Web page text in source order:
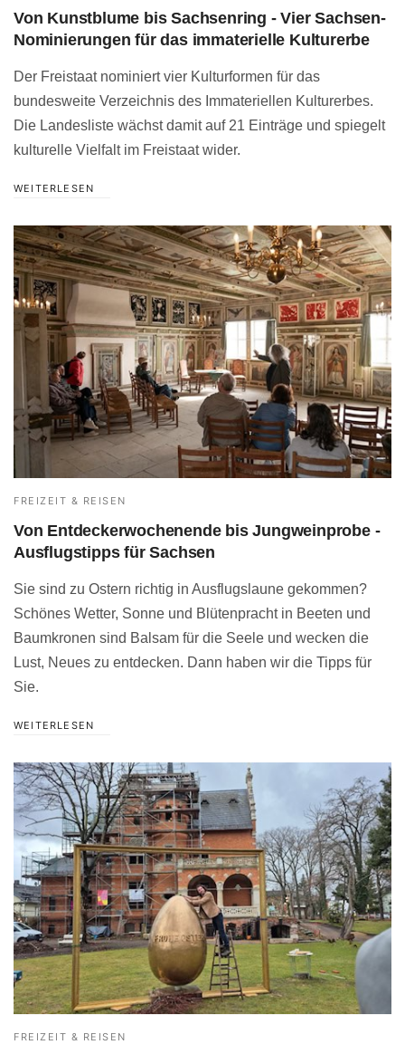
Von Kunstblume bis Sachsenring - Vier Sachsen-
Nominierungen für das immaterielle Kulturerbe
Der Freistaat nominiert vier Kulturformen für das
bundesweite Verzeichnis des Immateriellen Kulturerbes.
Die Landesliste wächst damit auf 21 Einträge und spiegelt
kulturelle Vielfalt im Freistaat wider.
WEITERLESEN
FREIZEIT & REISEN
Von Entdeckerwochenende bis Jungweinprobe -
Ausflugstipps für Sachsen
Sie sind zu Ostern richtig in Ausflugslaune gekommen?
Schönes Wetter, Sonne und Blütenpracht in Beeten und
Baumkronen sind Balsam für die Seele und wecken die
Lust, Neues zu entdecken. Dann haben wir die Tipps für
Sie.
WEITERLESEN
FREIZEIT & REISEN